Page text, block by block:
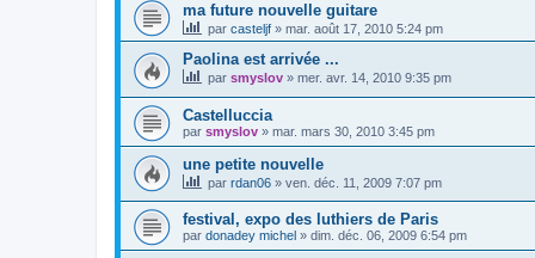
ma future nouvelle guitare
par casteljf » mar. août 17, 2010 5:24 pm
Paolina est arrivée ...
par smyslov » mer. avr. 14, 2010 9:35 pm
Castelluccia
par smyslov » mar. mars 30, 2010 3:45 pm
une petite nouvelle
par rdan06 » ven. déc. 11, 2009 7:07 pm
festival, expo des luthiers de Paris
par donadey michel » dim. déc. 06, 2009 6:54 pm